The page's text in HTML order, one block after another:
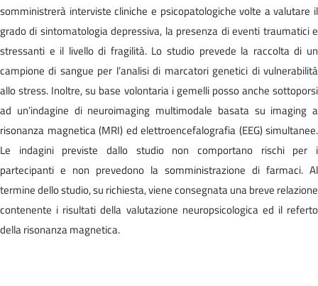
somministrerà interviste cliniche e psicopatologiche volte a valutare il
grado di sintomatologia depressiva, la presenza di eventi traumatici e
stressanti e il livello di fragilità. Lo studio prevede la raccolta di un
campione di sangue per l’analisi di marcatori genetici di vulnerabilità
allo stress. Inoltre, su base volontaria i gemelli posso anche sottoporsi
ad un’indagine di neuroimaging multimodale basata su imaging a
risonanza magnetica (MRI) ed elettroencefalografia (EEG) simultanee.
Le indagini previste dallo studio non comportano rischi per i
partecipanti e non prevedono la somministrazione di farmaci. Al
termine dello studio, su richiesta, viene consegnata una breve relazione
contenente i risultati della valutazione neuropsicologica ed il referto
della risonanza magnetica.